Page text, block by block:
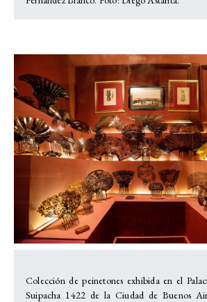
Colección de peinetones exhibida en el
Suipacha 1422 de la Ciudad de Buenos